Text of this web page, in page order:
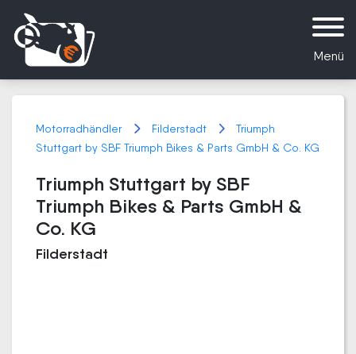
Menü
Motorradhändler Filderstadt
Triumph
Stuttgart by SBF Triumph Bikes & Parts GmbH & Co. KG
Triumph Stuttgart by SBF
Triumph Bikes & Parts GmbH &
Co. KG
Filderstadt